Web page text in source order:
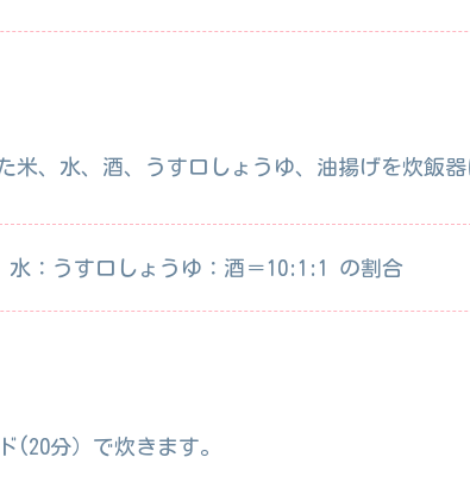
米、水、酒、うす口しょうゆ、油揚げを炊飯器
水：うす口しょうゆ：酒＝10:1:1 の割合
(20分）で炊きます。